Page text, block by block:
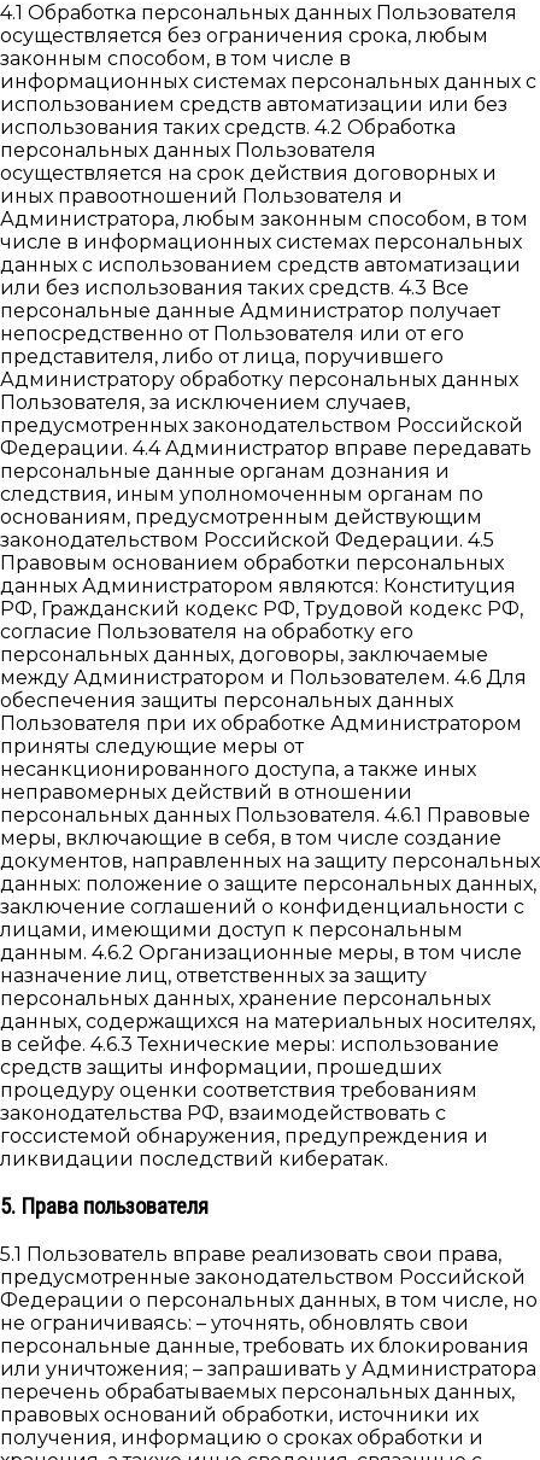
4.1 Обработка персональных данных Пользователя
осуществляется без ограничения срока, любым
законным способом, в том числе в
информационных системах персональных данных с
использованием средств автоматизации или без
использования таких средств. 4.2 Обработка
персональных данных Пользователя
осуществляется на срок действия договорных и
иных правоотношений Пользователя и
Администратора, любым законным способом, в том
числе в информационных системах персональных
данных с использованием средств автоматизации
или без использования таких средств. 4.3 Все
персональные данные Администратор получает
непосредственно от Пользователя или от его
представителя, либо от лица, поручившего
Администратору обработку персональных данных
Пользователя, за исключением случаев,
предусмотренных законодательством Российской
Федерации. 4.4 Администратор вправе передавать
персональные данные органам дознания и
следствия, иным уполномоченным органам по
основаниям, предусмотренным действующим
законодательством Российской Федерации. 4.5
Правовым основанием обработки персональных
данных Администратором являются: Конституция
РФ, Гражданский кодекс РФ, Трудовой кодекс РФ,
согласие Пользователя на обработку его
персональных данных, договоры, заключаемые
между Администратором и Пользователем. 4.6 Для
обеспечения защиты персональных данных
Пользователя при их обработке Администратором
приняты следующие меры от
несанкционированного доступа, а также иных
неправомерных действий в отношении
персональных данных Пользователя. 4.6.1 Правовые
меры, включающие в себя, в том числе создание
документов, направленных на защиту персональных
данных: положение о защите персональных данных,
заключение соглашений о конфиденциальности с
лицами, имеющими доступ к персональным
данным. 4.6.2 Организационные меры, в том числе
назначение лиц, ответственных за защиту
персональных данных, хранение персональных
данных, содержащихся на материальных носителях,
в сейфе. 4.6.3 Технические меры: использование
средств защиты информации, прошедших
процедуру оценки соответствия требованиям
законодательства РФ, взаимодействовать с
госсистемой обнаружения, предупреждения и
ликвидации последствий кибератак.
5. Права пользователя
5.1 Пользователь вправе реализовать свои права,
предусмотренные законодательством Российской
Федерации о персональных данных, в том числе, но
не ограничиваясь: – уточнять, обновлять свои
персональные данные, требовать их блокирования
или уничтожения; – запрашивать у Администратора
перечень обрабатываемых персональных данных,
правовых оснований обработки, источники их
получения, информацию о сроках обработки и